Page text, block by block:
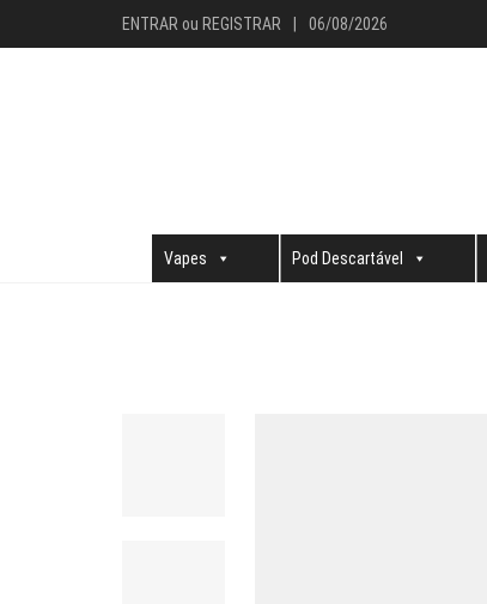
ENTRAR ou REGISTRAR 06/08/2026
Vapes Pod Descartável